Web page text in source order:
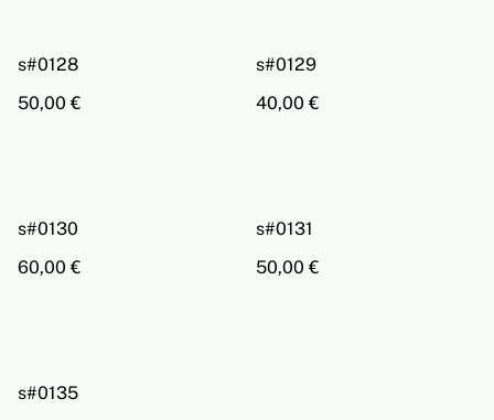
s#0128
50,00 €
s#0129
40,00 €
s#0130
60,00 €
s#0131
50,00 €
s#0135